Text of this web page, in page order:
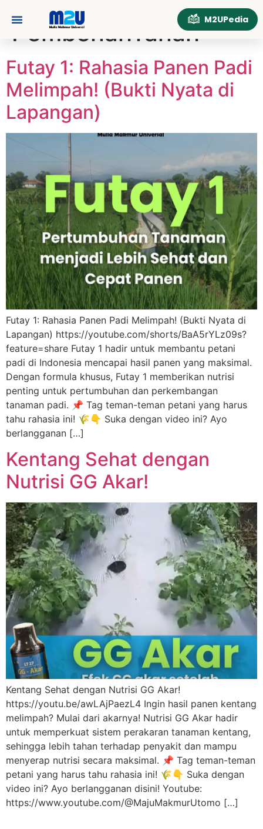
M2UPedia
PembenahTanah
Futay 1: Rahasia Panen Padi
Melimpah! (Bukti Nyata di
Lapangan)
Futay 1: Rahasia Panen Padi Melimpah! (Bukti Nyata di
Lapangan) https://youtube.com/shorts/BaA5rYLz09s?
feature=share Futay 1 hadir untuk membantu petani
padi di Indonesia mencapai hasil panen yang maksimal.
Dengan formula khusus, Futay 1 memberikan nutrisi
penting untuk pertumbuhan dan perkembangan
tanaman padi. 📌 Tag teman-teman petani yang harus
tahu rahasia ini! 🌾👇 Suka dengan video ini? Ayo
berlangganan […]
Kentang Sehat dengan
Nutrisi GG Akar!
Kentang Sehat dengan Nutrisi GG Akar!
https://youtu.be/awLAjPaezL4 Ingin hasil panen kentang
melimpah? Mulai dari akarnya! Nutrisi GG Akar hadir
untuk memperkuat sistem perakaran tanaman kentang,
sehingga lebih tahan terhadap penyakit dan mampu
menyerap nutrisi secara maksimal. 📌 Tag teman-teman
petani yang harus tahu rahasia ini! 🌾👇 Suka dengan
video ini? Ayo berlangganan disini! Youtube:
https://www.youtube.com/@MajuMakmurUtomo […]